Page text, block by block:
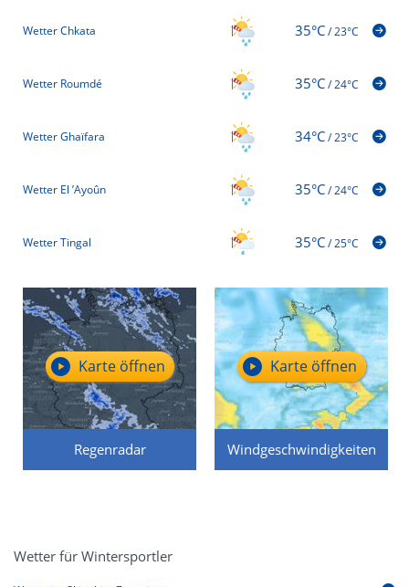
Wetter Chkata 35°C/23°C
Wetter Roumdé 35°C/24°C
Wetter Ghaïfara 34°C/23°C
Wetter El ’Ayoûn 35°C/24°C
Wetter Tingal 35°C/25°C
Regenradar
Karte öffnen
Windgeschwindigkeiten
Karte öffnen
Wetter für Wintersportler